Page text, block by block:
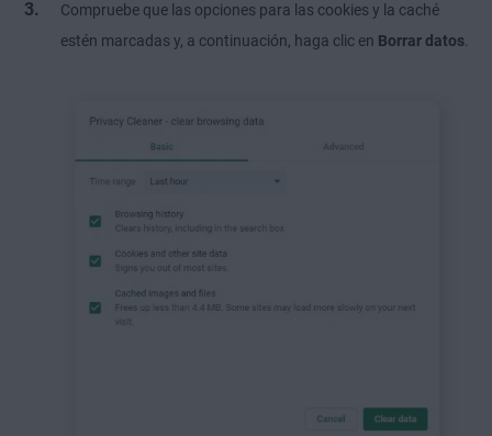
Compruebe que las opciones para las cookies y la caché
estén marcadas y, a continuación, haga clic en Borrar datos